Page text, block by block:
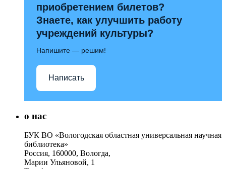
приобретением билетов?
Знаете, как улучшить работу
учреждений культуры?
Напишите — решим!
Написать
о нас
БУК ВО «Вологодская областная универсальная научная
библиотека»
Россия, 160000, Вологда,
Марии Ульяновой, 1